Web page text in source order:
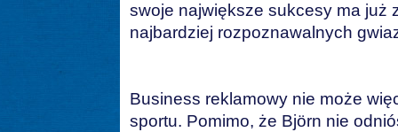
swoje największe sukcesy ma już
najbardziej rozpoznawalnych
Business reklamowy nie może
sportu. Pomimo, że Björn nie